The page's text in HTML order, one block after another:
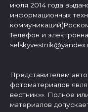
июля 2014 года
информационных
Телефон и
Представителем
фотоматериалов
вестник»». Полное
материалов